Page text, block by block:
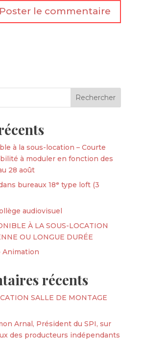
à la sous-location – Courte
à moduler en fonction des
28 août
bureaux 18ᵉ type loft (3
audiovisuel
À LA SOUS-LOCATION
OU LONGUE DURÉE
Animation
récents
SALLE DE MONTAGE
Arnal, Président du SPI, sur
des producteurs indépendants